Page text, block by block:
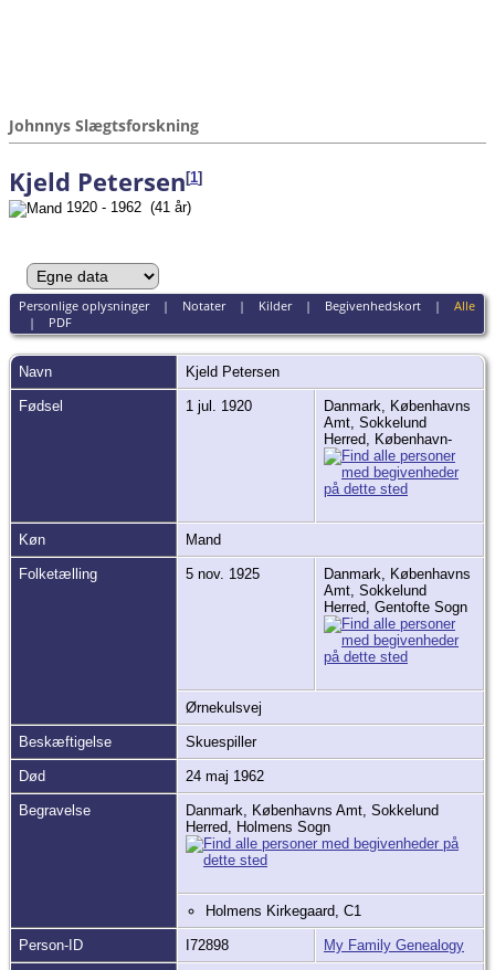
Johnnys Slægtsforskning
Kjeld Petersen [1]
1920 - 1962 (41 år)
Personlige oplysninger| Notater| Kilder| Begivenhedskort| Alle
| PDF
Navn Kjeld Petersen
Fødsel 1 jul. 1920
Danmark, Københavns
Amt, Sokkelund
Herred, København-
Køn Mand
Folketælling 5 nov. 1925
Danmark, Københavns
Amt, Sokkelund
Herred, Gentofte Sogn
Ørnekulsvej
Beskæftigelse Skuespiller
Død 24 maj 1962
Begravelse
Danmark, Københavns Amt, Sokkelund
Herred, Holmens Sogn
Holmens Kirkegaard, C1
Person-ID I72898 My Family Genealogy